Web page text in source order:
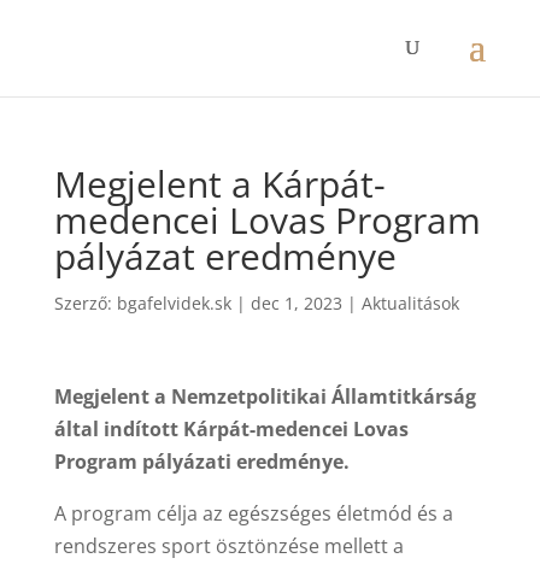
Megjelent a Kárpát-
medencei Lovas Program
pályázat eredménye
Szerző: bgafelvidek.sk| dec 1, 2023 | Aktualitások
Megjelent a Nemzetpolitikai Államtitkárság
által indított Kárpát-medencei Lovas
Program pályázati eredménye.
A program célja az egészséges életmód és a
rendszeres sport ösztönzése mellett a